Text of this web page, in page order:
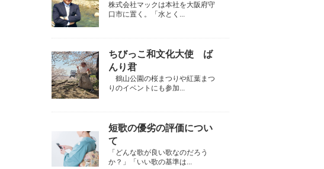
株式会社マックは本社を大阪府守
口市に置く。「水とく...
ちびっこ和文化大使 ば
んり君
鶴山公園の桜まつりや紅葉まつ
りのイベントにも参加...
短歌の優劣の評価につい
て
「どんな歌が良い歌なのだろう
か？」「いい歌の基準は...